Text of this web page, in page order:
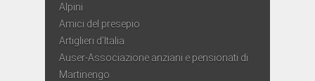
Alpini
Amici del presepio
Artiglieri d’Italia
Auser-Associazione anziani e pensionati di
Martinengo